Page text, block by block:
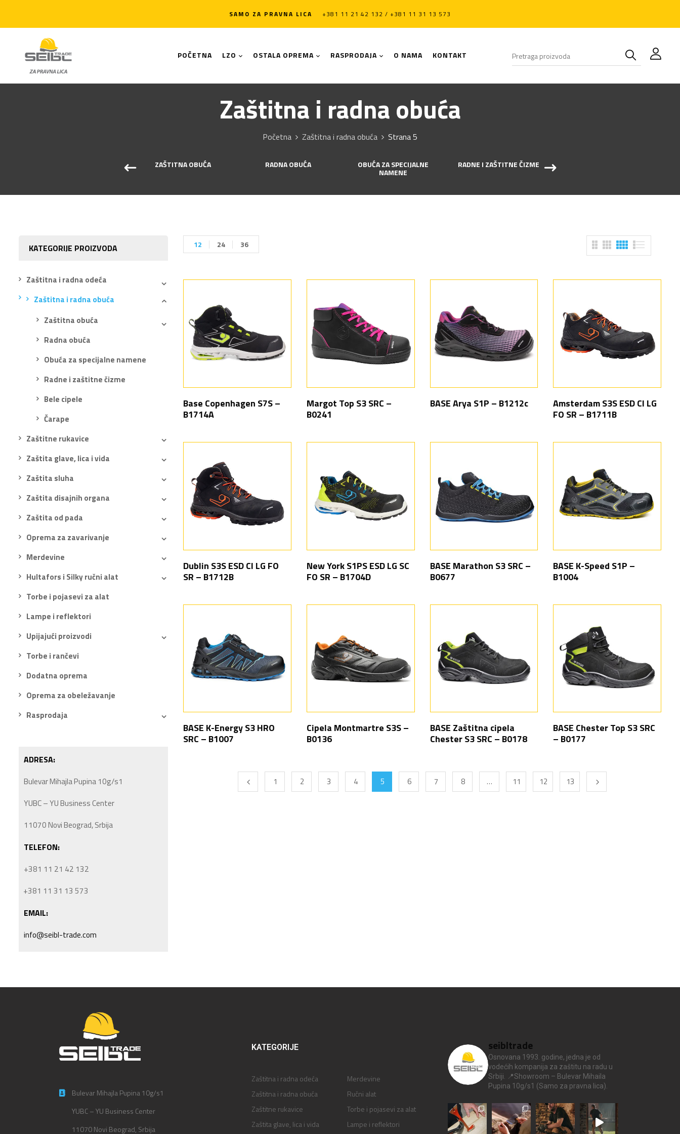
SAMO ZA PRAVNA LICA +381 11 21 42 132 / +381 11 31 13 573
POČETNA LZO OSTALA OPREMA RASPRODAJA O NAMA KONTAKT
Zaštitna i radna obuća
Početna Zaštitna i radna obuća Strana 5
ZAŠTITNA OBUĆA RADNA OBUĆA OBUĆA ZA SPECIJALNE
NAMENE
RADNE I ZAŠTITNE ČIZME
KATEGORIJE PROIZVODA
Zaštitna i radna odeća
Zaštitna i radna obuća
Zaštitna obuća
Radna obuća
Obuća za specijalne namene
Radne i zaštitne čizme
Bele cipele
Čarape
Zaštitne rukavice
Zaštita glave, lica i vida
Zaštita sluha
Zaštita disajnih organa
Zaštita od pada
Oprema za zavarivanje
Merdevine
Hultafors i Silky ručni alat
Torbe i pojasevi za alat
Lampe i reflektori
Upijajući proizvodi
Torbe i rančevi
Dodatna oprema
Oprema za obeležavanje
Rasprodaja
ADRESA:
Bulevar Mihajla Pupina 10g/s1
YUBC – YU Business Center
11070 Novi Beograd, Srbija
TELEFON:
+381 11 21 42 132
+381 11 31 13 573
EMAIL:
info@seibl-trade.com
12 24 36
Base Copenhagen S7S –
B1714A
Margot Top S3 SRC –
B0241
BASE Arya S1P – B1212c
Amsterdam S3S ESD CI LG
FO SR – B1711B
Dublin S3S ESD CI LG FO
SR – B1712B
New York S1PS ESD LG SC
FO SR – B1704D
BASE Marathon S3 SRC –
B0677
BASE K-Speed S1P –
B1004
BASE K-Energy S3 HRO
SRC – B1007
Cipela Montmartre S3S –
B0136
BASE Zaštitna cipela
Chester S3 SRC – B0178
BASE Chester Top S3 SRC
– B0177
1 2 3 4 5 6 7 8 … 11 12 13
Bulevar Mihajla Pupina 10g/s1
YUBC – YU Business Center
11070 Novi Beograd, Srbija
KATEGORIJE
Zaštitna i radna odeća
Zaštitna i radna obuća
Zaštitne rukavice
Zaštita glave, lica i vida
Merdevine
Ručni alat
Torbe i pojasevi za alat
Lampe i reflektori
seibltrade
Osnovana 1993. godine, jedna je od
vodećih kompanija za zaštitu na radu u
Srbiji.
📍Showroom – Bulevar Mihaila
Pupina 10g/s1 (Samo za pravna lica).